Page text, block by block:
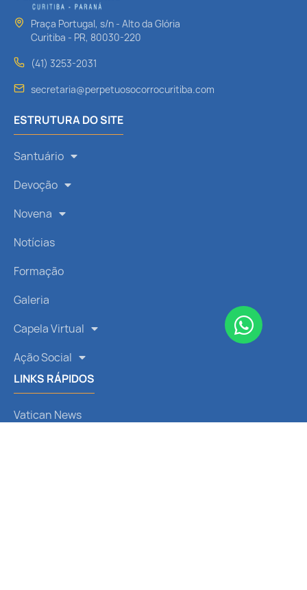
Praça Portugal, s/n - Alto da Glória
Curitiba - PR, 80030-220
(41) 3253-2031
secretaria@perpetuosocorrocuritiba.com
ESTRUTURA DO SITE
Santuário
Devoção
Novena
Notícias
Formação
Galeria
Capela Virtual
Ação Social
LINKS RÁPIDOS
Vatican News